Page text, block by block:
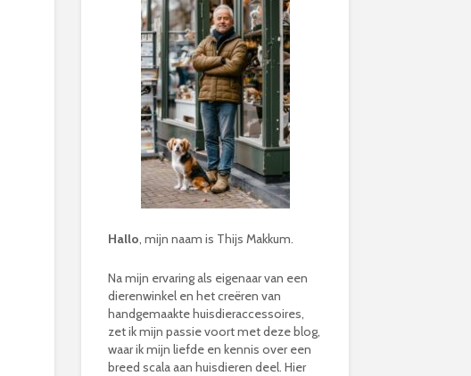
Hallo, mijn naam is Thijs Makkum.
Na mijn ervaring als eigenaar van een
dierenwinkel en het creëren van
handgemaakte huisdieraccessoires,
zet ik mijn passie voort met deze blog,
waar ik mijn liefde en kennis over een
breed scala aan huisdieren deel. Hier